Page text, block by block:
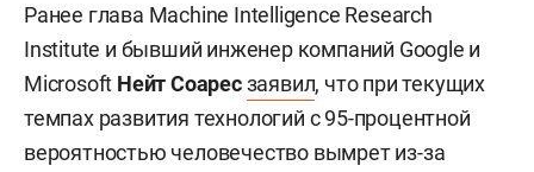
Ранее глава Machine Intelligence Research
Institute и бывший инженер компаний Google и
Microsoft Нейт Соаресзаявил, что при текущих
темпах развития технологий с 95-процентной
вероятностью человечество вымрет из-за